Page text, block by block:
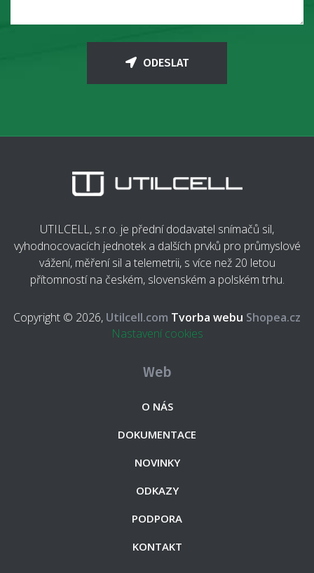
ODESLAT
UTILCELL, s.r.o. je přední dodavatel snímačů sil,
vyhodnocovacích jednotek a dalších prvků pro průmyslové
vážení, měření sil a telemetrii, s více než 20 letou
přítomností na českém, slovenském a polském trhu.
Copyright © 2026, Utilcell.com Tvorba webu Shopea.cz
Nastavení cookies
Web
O NÁS
DOKUMENTACE
NOVINKY
ODKAZY
PODPORA
KONTAKT